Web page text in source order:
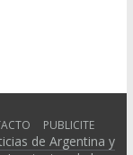
PUBLICITE
de Argentina y